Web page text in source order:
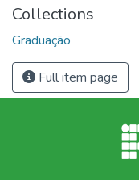
Collections
Graduação
Full item page